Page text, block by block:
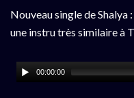
Nouveau single de Shalya
une instru très similaire à
00:00:00